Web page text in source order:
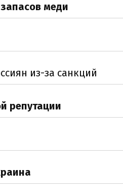
меди
из-за санкций
репутации